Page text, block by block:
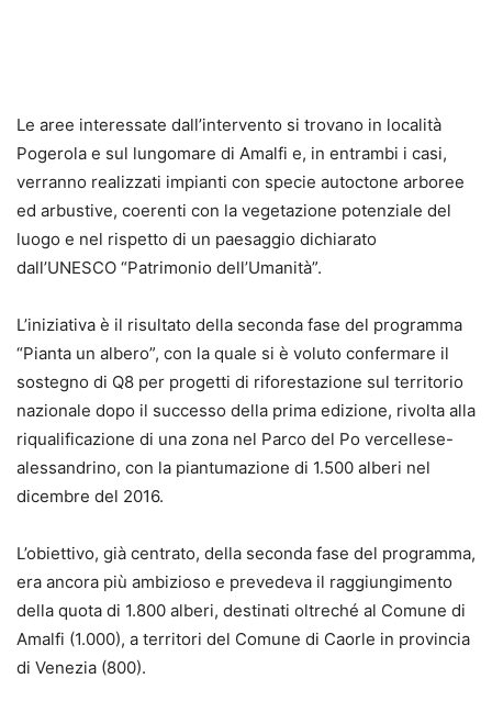
Le aree interessate dall’intervento si trovano in località
Pogerola e sul lungomare di Amalfi e, in entrambi i casi,
verranno realizzati impianti con specie autoctone arboree
ed arbustive, coerenti con la vegetazione potenziale del
luogo e nel rispetto di un paesaggio dichiarato
dall’UNESCO “Patrimonio dell’Umanità”.
L’iniziativa è il risultato della seconda fase del programma
“Pianta un albero”, con la quale si è voluto confermare il
sostegno di Q8 per progetti di riforestazione sul territorio
nazionale dopo il successo della prima edizione, rivolta alla
riqualificazione di una zona nel Parco del Po vercellese-
alessandrino, con la piantumazione di 1.500 alberi nel
dicembre del 2016.
L’obiettivo, già centrato, della seconda fase del programma,
era ancora più ambizioso e prevedeva il raggiungimento
della quota di 1.800 alberi, destinati oltreché al Comune di
Amalfi (1.000), a territori del Comune di Caorle in provincia
di Venezia (800).